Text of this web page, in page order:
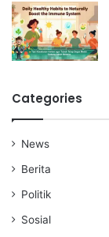
Categories
News
Berita
Politik
Sosial